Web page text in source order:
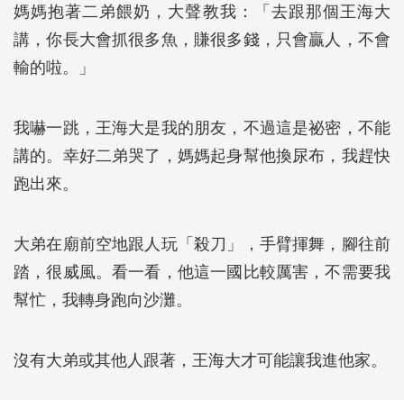
媽媽抱著二弟餵奶，大聲教我：「去跟那個王海大
講，你長大會抓很多魚，賺很多錢，只會贏人，不會
輸的啦。」
我嚇一跳，王海大是我的朋友，不過這是祕密，不能
講的。幸好二弟哭了，媽媽起身幫他換尿布，我趕快
跑出來。
大弟在廟前空地跟人玩「殺刀」，手臂揮舞，腳往前
踏，很威風。看一看，他這一國比較厲害，不需要我
幫忙，我轉身跑向沙灘。
沒有大弟或其他人跟著，王海大才可能讓我進他家。